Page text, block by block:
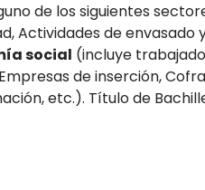
de los siguientes
Actividades de envasado
social (incluye
de inserción,
etc.). Título de